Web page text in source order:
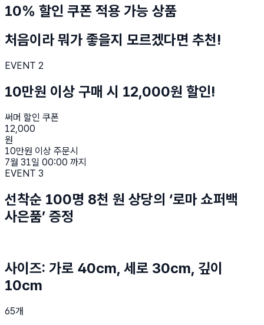
10% 할인 쿠폰 적용 가능 상품
처음이라 뭐가 좋을지 모르겠다면 추천!
EVENT 2
10만원 이상 구매 시 12,000원 할인!
써머 할인 쿠폰
12,000
원
10만원 이상 주문시
7월 31일 00:00 까지
EVENT 3
선착순 100명 8천 원 상당의 ‘로마 쇼퍼백
사은품’ 증정
사이즈: 가로 40cm, 세로 30cm, 깊이
10cm
65개